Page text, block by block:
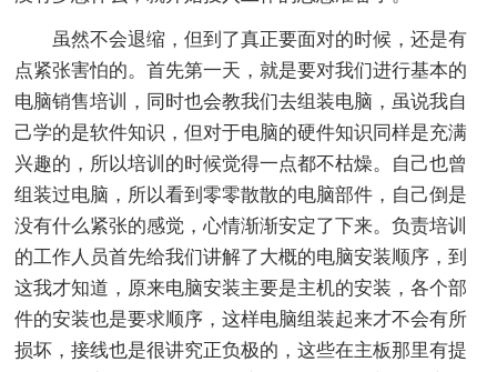
虽然不会退缩，但到了真正要面对的时候，还是有
点紧张害怕的。首先第一天，就是要对我们进行基本的
电脑销售培训，同时也会教我们去组装电脑，虽说我自
己学的是软件知识，但对于电脑的硬件知识同样是充满
兴趣的，所以培训的时候觉得一点都不枯燥。自己也曾
组装过电脑，所以看到零零散散的电脑部件，自己倒是
没有什么紧张的感觉，心情渐渐安定了下来。负责培训
的工作人员首先给我们讲解了大概的电脑安装顺序，到
这我才知道，原来电脑安装主要是主机的安装，各个部
件的安装也是要求顺序，这样电脑组装起来才不会有所
损坏，接线也是很讲究正负极的，这些在主板那里有提